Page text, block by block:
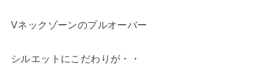
Vネックゾーンのプルオーバー
シルエットにこだわりが・・